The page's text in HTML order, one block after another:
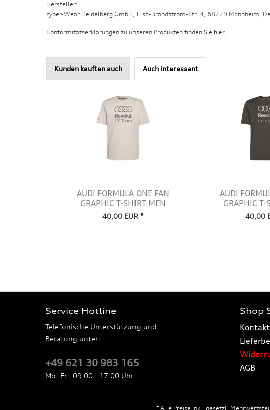
Hersteller:
cyber-Wear Heidelberg GmbH, Elsa-Brändström-Str. 4, 68229 Mannheim,
Konformitätserklärungen zu unseren Produkten finden Sie hier.
Kunden kauften auch Auch interessant
AUDI FORMULA ONE FAN
GRAPHIC T-SHIRT MEN
40,00 EUR *
AUDI
GRAPHIC T-
40,00
Service Hotline
Telefonische Unterstützung und
Beratung unter:
+49 621 30 983 165
Mo.-Fr.: 09:00 - 17:00 Uhr
Shop
Kontakt
AGB
* Alle Preise inkl. gesetzl.